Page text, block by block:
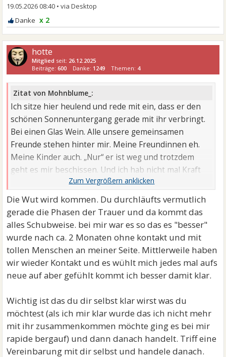
19.05.2026 08:40 •
x 2
hotte
Mitglied seit: 26.12.2025
Beiträge:600 Danke: 1249 Themen: 4
Zitat von Mohnblume_:
Ich sitze hier heulend und rede mit ein, dass er den
schönen Sonnenuntergang gerade mit ihr verbringt.
Bei einen Glas Wein. Alle unsere gemeinsamen
Freunde stehen hinter mir. Meine Freundinnen eh.
Meine Kinder auch. „Nur“ er ist weg und trotzdem
geht es mir beschissen. Und ich hab nicht mal Kraft
Die Wut wird kommen. Du durchläufts vermutlich
gerade die Phasen der Trauer und da kommt das
alles Schubweise. bei mir war es so das es "besser"
wurde nach ca. 2 Monaten ohne kontakt und mit
tollen Menschen an meiner Seite. Mittlerweile haben
wir wieder Kontakt und es wühlt mich jedes mal aufs
neue auf aber gefühlt kommt ich besser damit klar.
Wichtig ist das du dir selbst klar wirst was du
möchtest (als ich mir klar wurde das ich nicht mehr
mit ihr zusammenkommen möchte ging es bei mir
rapide bergauf) und dann danach handelt. Triff eine
Vereinbarung mit dir selbst und handele danach.